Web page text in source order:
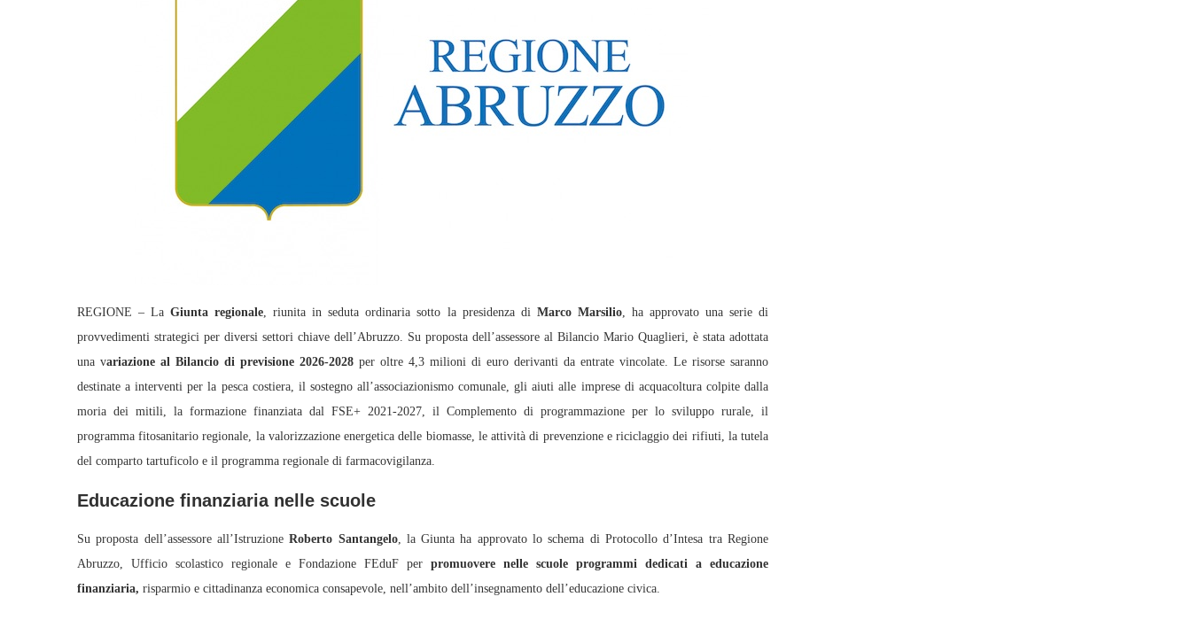
REGIONE – La Giunta regionale, riunita in seduta ordinaria sotto la presidenza diMarco Marsilio, ha approvato una serie di
provvedimenti strategici per diversi settori chiave dell’Abruzzo. Su proposta dell’assessore al Bilancio Mario Quaglieri, è stata adottata
una variazione al Bilancio di previsione 2026-2028 per oltre 4,3 milioni di euro derivanti da entrate vincolate. Le risorse saranno
destinate a interventi per la pesca costiera, il sostegno all’associazionismo comunale, gli aiuti alle imprese di acquacoltura colpite dalla
moria dei mitili, la formazione finanziata dal FSE+ 2021-2027, il Complemento di programmazione per lo sviluppo rurale, il
programma fitosanitario regionale, la valorizzazione energetica delle biomasse, le attività di prevenzione e riciclaggio dei rifiuti, la tutela
del comparto tartuficolo e il programma regionale di farmacovigilanza.
Educazione finanziaria nelle scuole
Su proposta dell’assessore all’IstruzioneRoberto Santangelo, la Giunta ha approvato lo schema di Protocollo d’Intesa tra Regione
Abruzzo, Ufficio scolastico regionale e Fondazione FEduF per promuovere nelle scuole programmi dedicati a educazione
finanziaria, risparmio e cittadinanza economica consapevole, nell’ambito dell’insegnamento dell’educazione civica.